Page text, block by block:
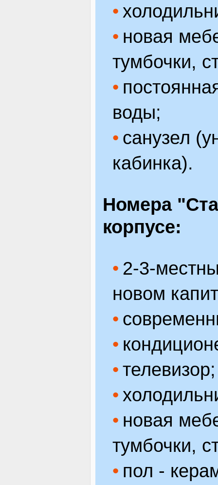
новая
тумбочки,
воды;
санузел
кабинка).
Номера
корпусе:
2-3-
новом
телевизор;
новая
тумбочки,
пол -